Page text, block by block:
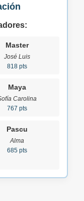
Master
José Luis
818 pts
Maya
Carolina
767 pts
Pascu
Alma
685 pts